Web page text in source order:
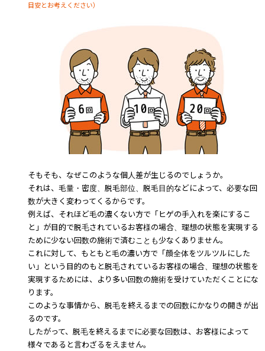
目安とお考えください）
そもそも、なぜこのような個人差が生じるのでしょうか。
それは、毛量・密度、脱毛部位、脱毛目的などによって、必要な回
数が大きく変わってくるからです。
例えば、それほど毛の濃くない方で「ヒゲの手入れを楽にするこ
と」が目的で脱毛されているお客様の場合、理想の状態を実現する
ために少ない回数の施術で済むことも少なくありません。
これに対して、もともと毛の濃い方で「顔全体をツルツルにした
い」という目的のもと脱毛されているお客様の場合、理想の状態を
実現するためには、より多い回数の施術を受けていただくことにな
ります。
このような事情から、脱毛を終えるまでの回数にかなりの開きが出
るのです。
したがって、脱毛を終えるまでに必要な回数は、お客様によって
様々であると言わざるをえません。